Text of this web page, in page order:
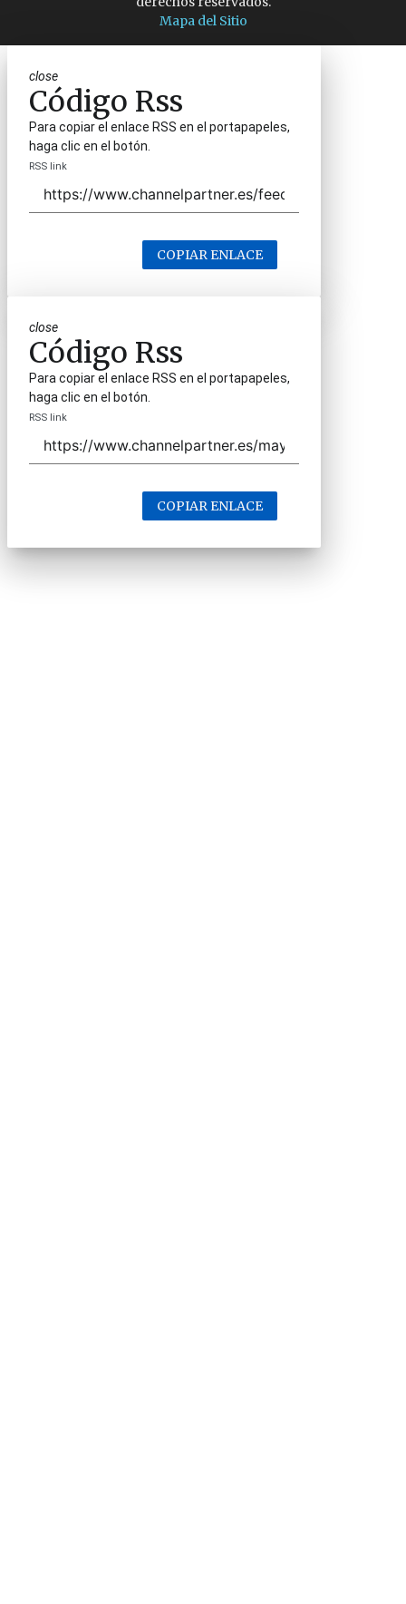
Mapa del Sitio
close
Código Rss
Para copiar el enlace RSS en el portapapeles,
haga clic en el botón.
RSS link
COPIAR ENLACE
close
Código Rss
Para copiar el enlace RSS en el portapapeles,
haga clic en el botón.
RSS link
COPIAR ENLACE